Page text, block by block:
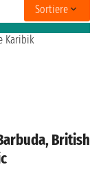
Sortiere
British